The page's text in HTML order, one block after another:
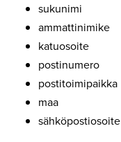
sukunimi
ammattinimike
katuosoite
postinumero
postitoimipaikka
maa
sähköpostiosoite